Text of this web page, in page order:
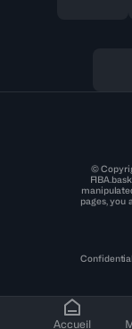
Accueil
©
pages, you